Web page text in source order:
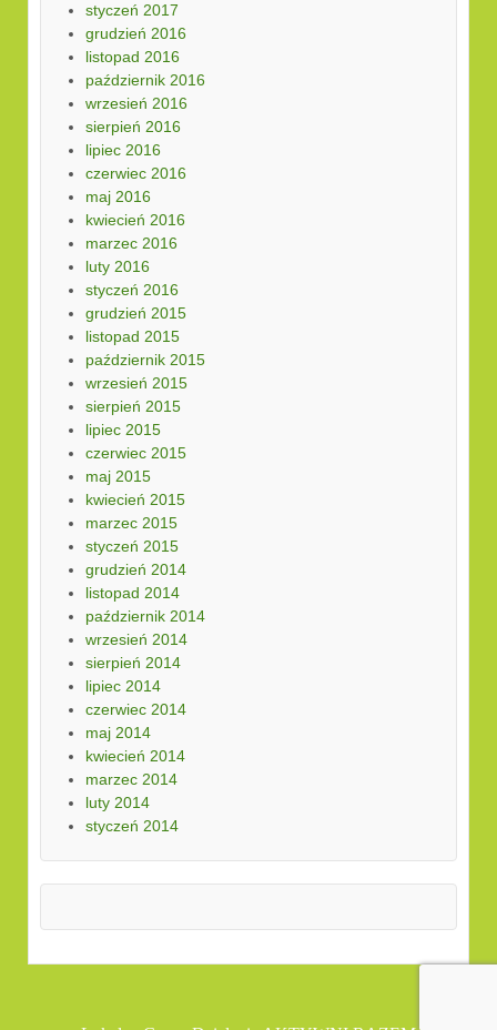
styczeń 2017
grudzień 2016
listopad 2016
październik 2016
wrzesień 2016
sierpień 2016
lipiec 2016
czerwiec 2016
maj 2016
kwiecień 2016
marzec 2016
luty 2016
styczeń 2016
grudzień 2015
listopad 2015
październik 2015
wrzesień 2015
sierpień 2015
lipiec 2015
czerwiec 2015
maj 2015
kwiecień 2015
marzec 2015
styczeń 2015
grudzień 2014
listopad 2014
październik 2014
wrzesień 2014
sierpień 2014
lipiec 2014
czerwiec 2014
maj 2014
kwiecień 2014
marzec 2014
luty 2014
styczeń 2014